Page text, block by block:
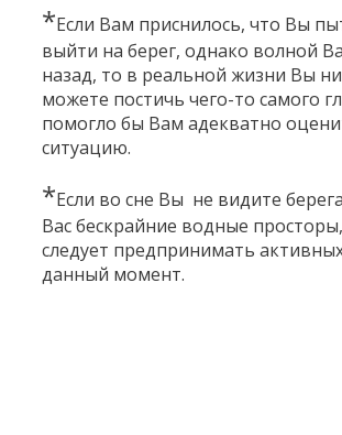
*Если Вам приснилось, что Вы
выйти на берег, однако волной
назад, то в реальной жизни Вы
можете постичь чего-то самого
помогло бы Вам адекватно
ситуацию.
*Если во сне Вы не видите
Вас бескрайние водные
следует предпринимать
данный момент.